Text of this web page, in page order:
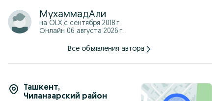
МухаммадАли
на OLX с сентября 2018 г.
Онлайн 06 августа 2026 г.
Все объявления автора
Ташкент,
Чиланзарский район